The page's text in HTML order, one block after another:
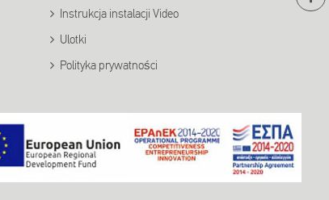
Instrukcja instalacji Video
Ulotki
Polityka prywatności